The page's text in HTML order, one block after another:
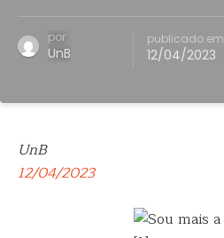
por
UnB
publicado em
12/04/2023
UnB
12/04/2023